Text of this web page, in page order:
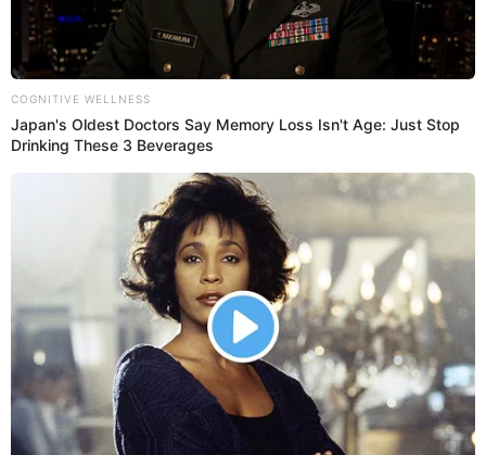
panetones de la marca Gloria que podrás adquirirlo a tan
solo S/3.90. Aquí los detalles.
Únete al canal de Whatsapp de El Popular
Tottus se vuelve loco y remata miles de productos por el Black
Day: usuarios no se resisten y se aglomeran en tiendas
ÚLTIMO MINUTO | Clausuran local de conocido SUPERMERCADO
tras incumplir con medidas sanitarias y de seguridad